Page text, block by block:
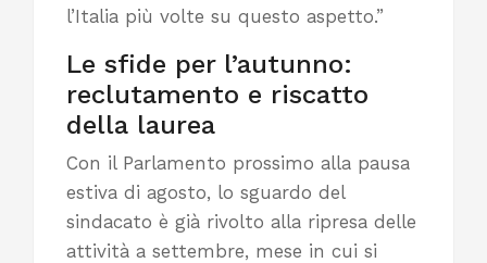
l’Italia più volte su questo aspetto.”
Le sfide per l’autunno:
reclutamento e riscatto
della laurea
Con il Parlamento prossimo alla pausa
estiva di agosto, lo sguardo del
sindacato è già rivolto alla ripresa delle
attività a settembre, mese in cui si